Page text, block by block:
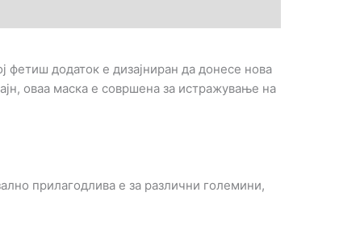
фетиш додаток е дизајниран да донесе нова
оваа маска е совршена за истражување на
прилагодлива е за различни големини,